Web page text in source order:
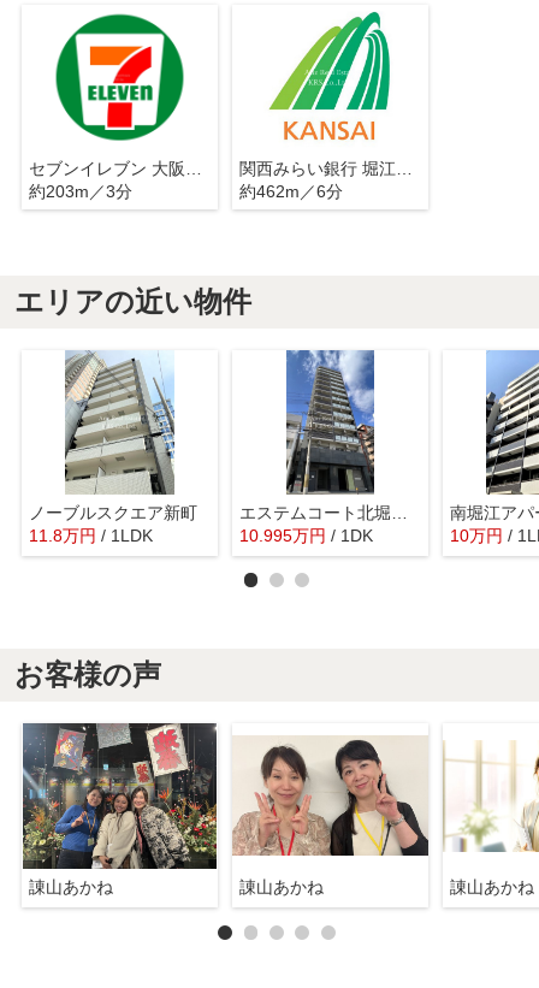
約203m／3分
約462m／6分
エリアの近い物件
ノーブルスクエア新町
11.8万円 / 1LDK
エステムコート北堀江Ⅱ
10.995万円 / 1DK 10万円 /
お客様の声
諌山あかね 諌山あかね 諌山あかね